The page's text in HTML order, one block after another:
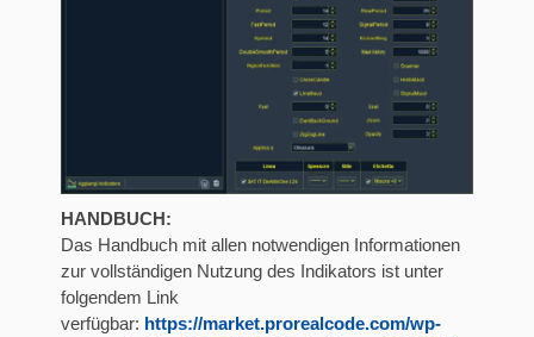
HANDBUCH:
Das Handbuch mit allen notwendigen Informationen
zur vollständigen Nutzung des Indikators ist unter
folgendem Link
verfügbar: https://market.prorealcode.com/wp-